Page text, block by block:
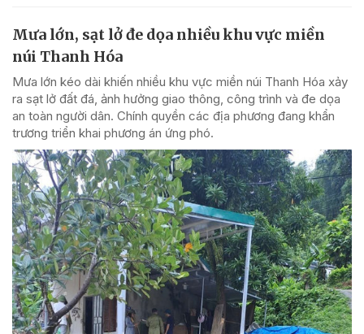
Mưa lớn, sạt lở đe dọa nhiều khu vực miền
núi Thanh Hóa
Mưa lớn kéo dài khiến nhiều khu vực miền núi Thanh Hóa xảy
ra sạt lở đất đá, ảnh hưởng giao thông, công trình và đe dọa
an toàn người dân. Chính quyền các địa phương đang khẩn
trương triển khai phương án ứng phó.